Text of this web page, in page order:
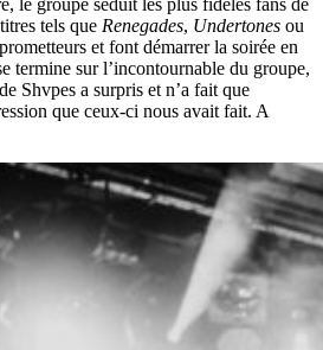
tels que Renegades, Undertones ou
et font démarrer la soirée en
termine sur l’incontournable du groupe,
Shvpes a surpris et n’a fait que
que ceux-ci nous avait fait. A